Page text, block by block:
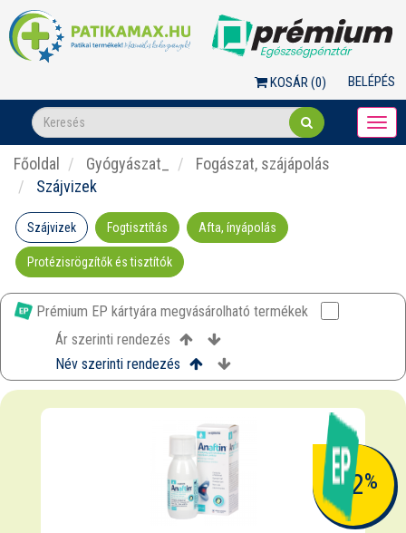
KOSÁR (0) BELÉPÉS
Főoldal Gyógyászat_
Fogászat, szájápolás
Szájvizek
Szájvizek Fogtisztítás Afta, ínyápolás
Protézisrögzítők és tisztítók
Prémium EP kártyára megvásárolható termékek
Ár szerinti rendezés
Név szerinti rendezés
-12%